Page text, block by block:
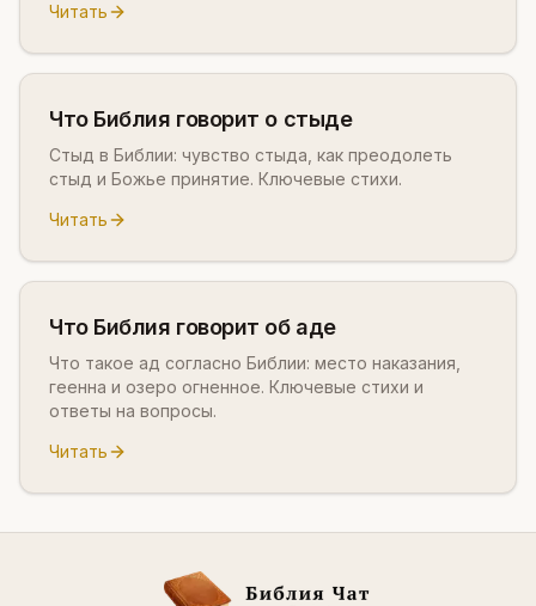
Читать
Что Библия говорит о стыде
Стыд в Библии: чувство стыда, как преодолеть
стыд и Божье принятие. Ключевые стихи.
Читать
Что Библия говорит об аде
Что такое ад согласно Библии: место наказания,
геенна и озеро огненное. Ключевые стихи и
ответы на вопросы.
Читать